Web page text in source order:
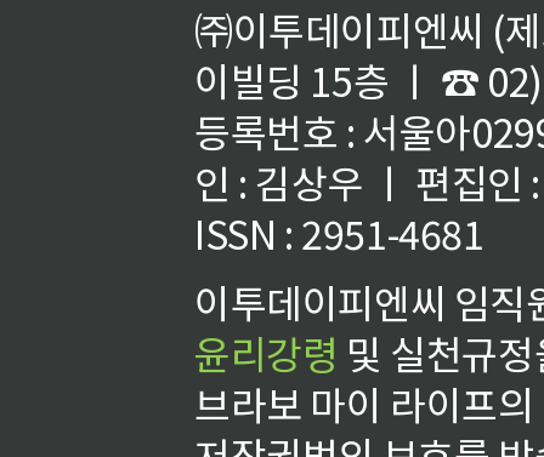
㈜이투데이피엔씨 (
이빌딩 15층 ㅣ ☎
등록번호 : 서울아
인 : 김상우 ㅣ 편집인
ISSN : 2951-4681
이투데이피엔씨 임
윤리강령 및 실천규
브라보 마이 라이프